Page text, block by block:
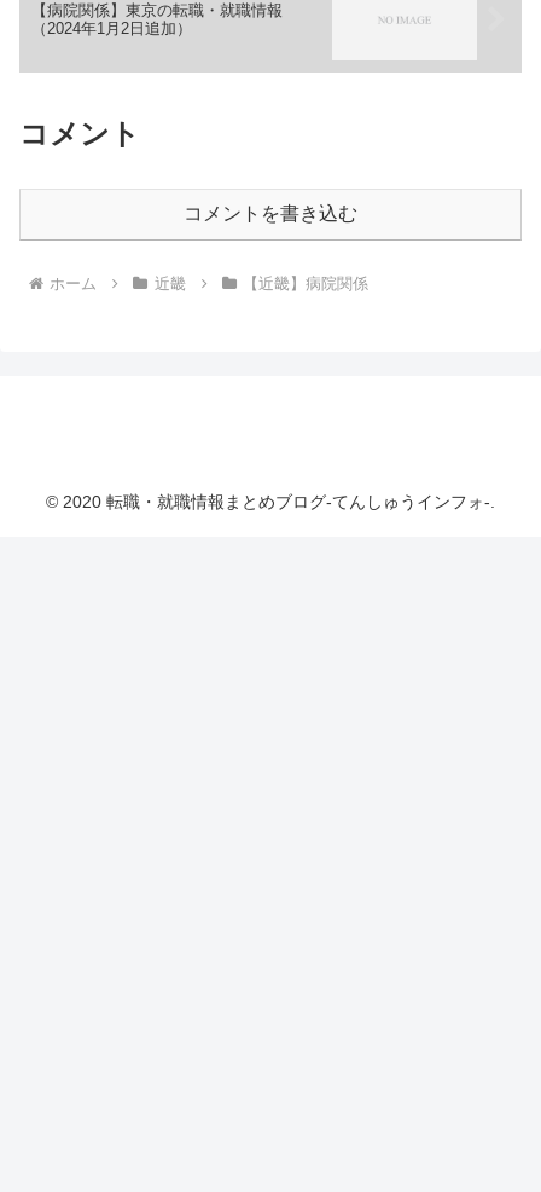
【病院関係】東京の転職・就職情報
（2024年1月2日追加）
コメント
コメントを書き込む
ホーム 近畿 【近畿】病院関係
© 2020 転職・就職情報まとめブログ-てんしゅうインフォ-.